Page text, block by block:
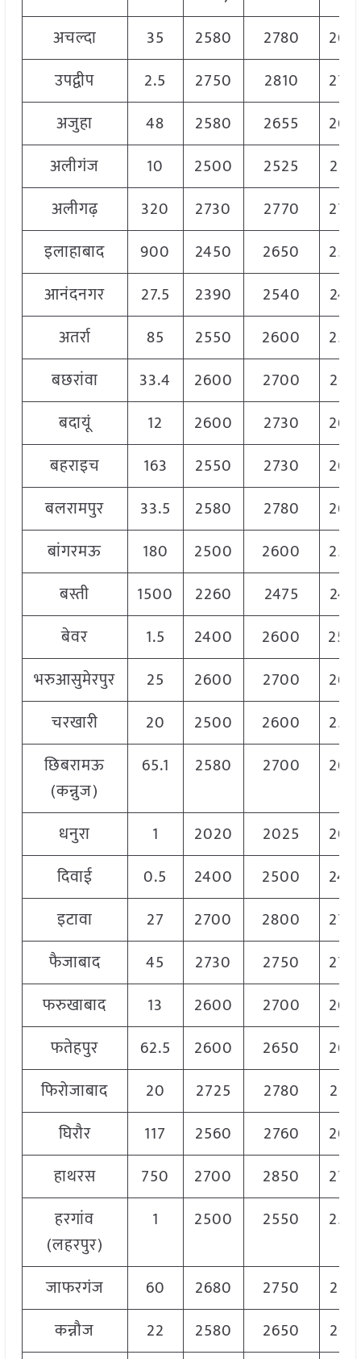
अचल्दा
35 2580 2780
उपद्वीप
2.5 2750 2810
अजुहा
48 2580 2655
अलीगंज
10 2500 2525
अलीगढ़
320 2730 2770
इलाहाबाद
900 2450 2650
आनंदनगर
27.5 2390 2540
अतर्रा
85 2550 2600
बछरांवा
33.4 2600 2700
बदायूं
12 2600 2730
बहराइच
163 2550 2730
बलरामपुर
33.5 2580 2780
बांगरमऊ
180 2500 2600
बस्ती
1500 2260 2475
बेवर
1.5 2400 2600
भरुआसुमेरपुर
25 2600 2700
चरखारी
20 2500 2600
छिबरामऊ
(कन्नुज)
65.1 2580 2700
धनुरा 1 2020 2025
दिवाई
0.5 2400 2500
इटावा
27 2700 2800
फैजाबाद
45 2730 2750
फरुखाबाद
13 2600 2700
फतेहपुर
62.5 2600 2650
फिरोजाबाद
20 2725 2780
घिरौर
117 2560 2760
हाथरस
750 2700 2850
हरगांव
(लहरपुर)
1 2500 2550
जाफरगंज 60 2680 2750
कन्नौज
22 2580 2650